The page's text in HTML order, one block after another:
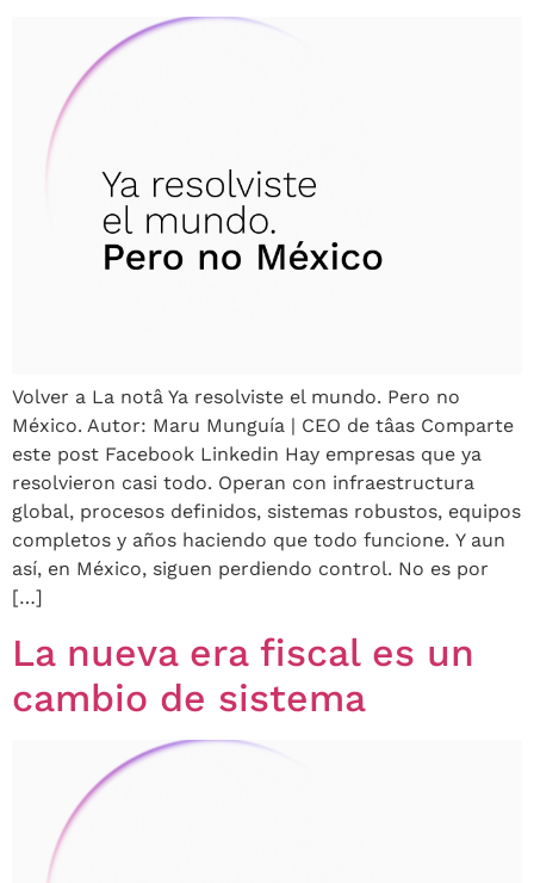
Volver a La notâ Ya resolviste el mundo. Pero no
México. Autor: Maru Munguía | CEO de tâas Comparte
este post Facebook Linkedin Hay empresas que ya
resolvieron casi todo. Operan con infraestructura
global, procesos definidos, sistemas robustos, equipos
completos y años haciendo que todo funcione. Y aun
así, en México, siguen perdiendo control. No es por
[…]
La nueva era fiscal es un
cambio de sistema